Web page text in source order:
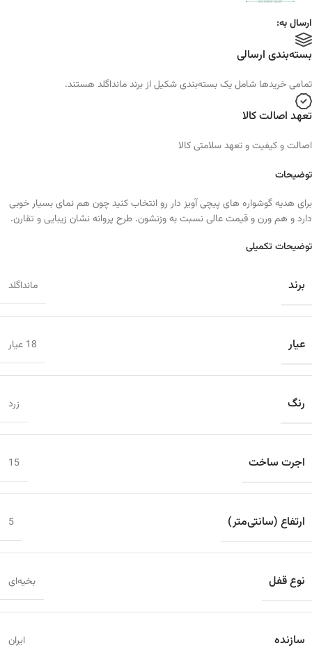
ارسال به:
بسته‌بندی ارسالی
تمامی خرید‌ها شامل یک بسته‌بندی شکیل از برند مانداگلد هستند.
تعهد اصالت کالا
اصالت و کیفیت و تعهد سلامتی کالا
توضیحات
برای هدیه گوشواره های پیچی آویز دار رو انتخاب کنید چون هم نمای بسیار خوبی
دارد و هم ورن و قیمت عالی نسبت به وزنشون. طرح پروانه نشان زیبایی و تقارن.
توضیحات تکمیلی
برند مانداگلد
عیار 18 عیار
رنگ زرد
اجرت ساخت 15
ارتفاع (سانتی‌متر) 5
نوع قفل بخیه‌ای
سازنده ایران